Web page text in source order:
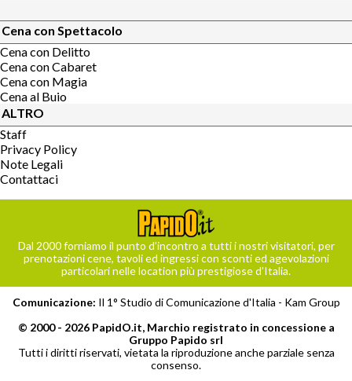
Cena con Spettacolo
Cena con Delitto
Cena con Cabaret
Cena con Magia
Cena al Buio
ALTRO
Staff
Privacy Policy
Note Legali
Contattaci
Dal 2000 forniamo il punto d’incontro a tutti i nostri visitatori, per
prenotazioni cene, tavoli ed ingressi con sconti ed agevolazioni
particolari nelle location più prestigiose d’Italia.
Comunicazione: Il 1° Studio di Comunicazione d'Italia - Kam Group
© 2000 - 2026 PapidO.it, Marchio registrato in concessione a
Gruppo Papido srl
Tutti i diritti riservati, vietata la riproduzione anche parziale senza
consenso.